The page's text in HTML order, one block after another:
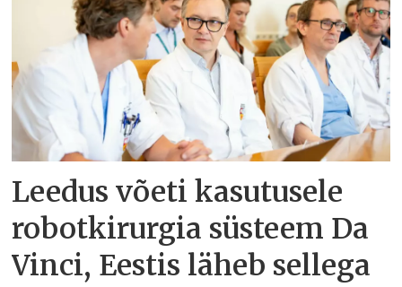
Leedus võeti kasutusele
robotkirurgia süsteem Da
Vinci, Eestis läheb sellega